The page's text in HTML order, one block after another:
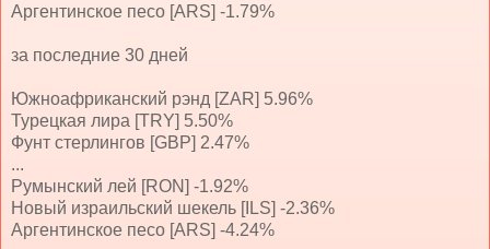
Аргентинское песо [ARS] -1.79%
за последние 30 дней
Южноафриканский рэнд [ZAR] 5.96%
Турецкая лира [TRY] 5.50%
Фунт стерлингов [GBP] 2.47%
...
Румынский лей [RON] -1.92%
Новый израильский шекель [ILS] -2.36%
Аргентинское песо [ARS] -4.24%